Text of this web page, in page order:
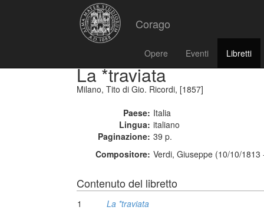
Corago
Opere Eventi Libretti
La *traviata
Milano, Tito di Gio. Ricordi, [1857]
Paese: Italia
Lingua: italiano
Paginazione: 39 p.
Compositore: Verdi, Giuseppe (10/10/
Contenuto del libretto
1 La *traviata